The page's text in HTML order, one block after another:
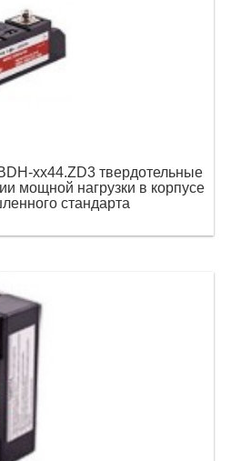
xx44.ZD3 твердотельные
мощной нагрузки в корпусе
стандарта